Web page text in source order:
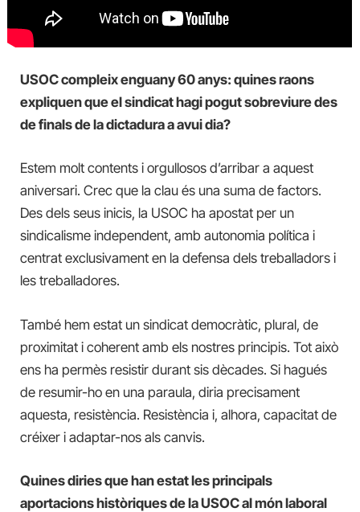
USOC compleix enguany 60 anys: quines raons
expliquen que el sindicat hagi pogut sobreviure des
de finals de la dictadura a avui dia?
Estem molt contents i orgullosos d’arribar a aquest
aniversari. Crec que la clau és una suma de factors.
Des dels seus inicis, la USOC ha apostat per un
sindicalisme independent, amb autonomia política i
centrat exclusivament en la defensa dels treballadors i
les treballadores.
També hem estat un sindicat democràtic, plural, de
proximitat i coherent amb els nostres principis. Tot això
ens ha permès resistir durant sis dècades. Si hagués
de resumir-ho en una paraula, diria precisament
aquesta, resistència. Resistència i, alhora, capacitat de
créixer i adaptar-nos als canvis.
Quines diries que han estat les principals
aportacions històriques de la USOC al món laboral